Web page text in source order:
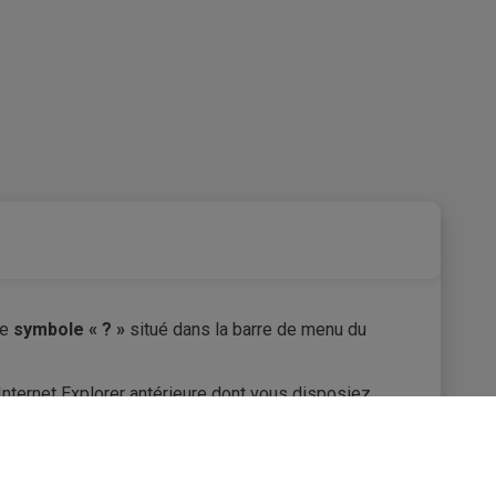
symbole « ? » situé dans la barre de menu du
Explorer antérieure dont vous disposiez.